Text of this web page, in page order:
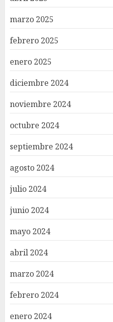
marzo 2025
febrero 2025
enero 2025
diciembre 2024
noviembre 2024
octubre 2024
septiembre 2024
agosto 2024
julio 2024
junio 2024
mayo 2024
abril 2024
marzo 2024
febrero 2024
enero 2024